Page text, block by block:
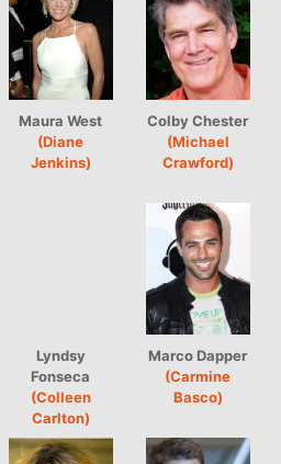
Maura West
(Diane
Jenkins)
Colby Chester
(Michael
Crawford)
Lyndsy
Fonseca
(Colleen
Carlton)
Marco Dapper
(Carmine
Basco)